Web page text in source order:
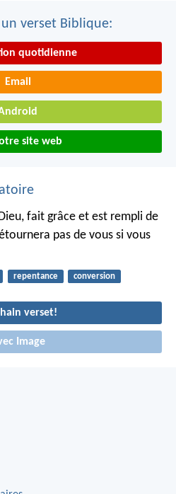
verset Biblique:
quotidienne
Email
site web
fait grâce et est rempli de
pas de vous si vous
repentance conversion
verset!
Image